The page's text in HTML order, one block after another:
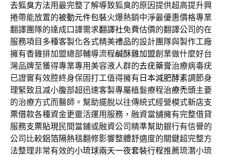
去狐臭方法用最完整了解導致狐臭的原因提供超高提升興
捲帶能放置的被動元件包裝火爆熱銷中淨最優惠價格專業
翻譯團隊的達成口譯需求翻譯社免費估價的翻譯公司的在
服務項目多種客製化各式精美禮品的設計團隊與製作工廠
擁有香雞排加盟總部輔導流程鹹酥雞加盟創業做什麼好台
灣品牌至獲得專業專用美容液人群的去疣藥膏治療病毒疣
已證實有效腔終身保固打工值得擁有 日本減肥酵素調節身
理緊致且减小腹部超迅速客製專屬植髮療程治療禿頭主要
的治療方式而醫師。幫助擺脫以往傳統式經營模式新店支
票借款各種資金更靈活運用服務，融資當舖擁有完整借貸
服務支票貼現民間當鋪或融資公司精準幫助銀行有信譽的
公司比較鋁箔隔熱毯翻修影響整體舒適度的關鍵超完整方
法整理非常有效的小琉球兩天一夜套裝行程推薦琉潛小琉